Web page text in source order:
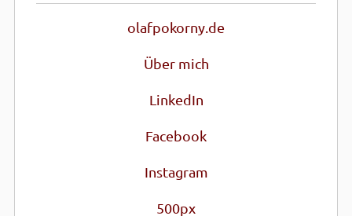
olafpokorny.de
Über mich
LinkedIn
Facebook
Instagram
500px